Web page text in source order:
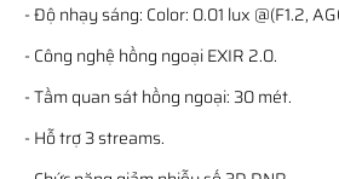
- Độ nhạy sáng: Color: 0.01 lux @(F1.2,
- Công nghệ hồng ngoại EXIR 2.0.
- Tầm quan sát hồng ngoại: 30 mét.
- Hỗ trợ 3 streams.